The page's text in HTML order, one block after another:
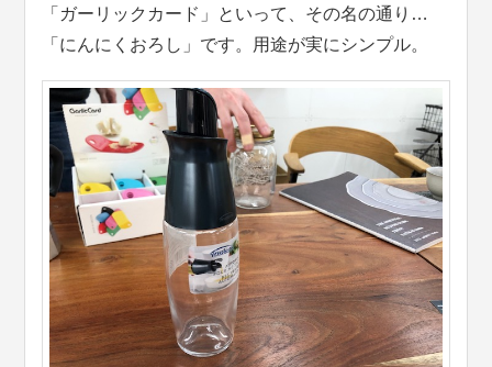
「ガーリックカード」といって、その名の通り…
「にんにくおろし」です。用途が実にシンプル。